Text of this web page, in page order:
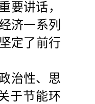
要讲话，
济一系列
定了前行
治性、思
于节能环